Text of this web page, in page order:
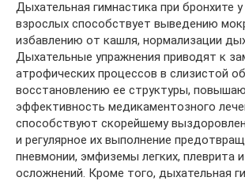
Дыхательная гимнастика при бронхите
взрослых способствует выведению
избавлению от кашля, нормализации
Дыхательные упражнения приводят к
атрофических процессов в слизистой
восстановлению ее структуры,
эффективность медикаментозного
способствуют скорейшему
и регулярное их выполнение
пневмонии, эмфиземы легких, плеврита и
осложнений. Кроме того, дыхательная